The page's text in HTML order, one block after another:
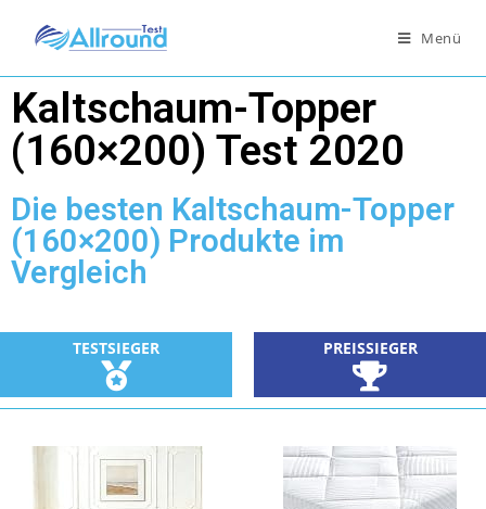
Menü
Kaltschaum-Topper
(160×200) Test 2020
Die besten Kaltschaum-Topper
(160×200) Produkte im
Vergleich
TESTSIEGER PREISSIEGER